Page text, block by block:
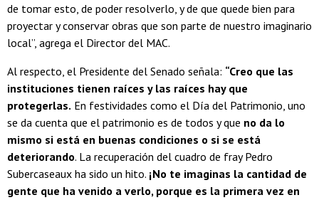
de tomar esto, de poder resolverlo, y de que quede bien para
proyectar y conservar obras que son parte de nuestro imaginario
local”, agrega el Director del MAC.
Al respecto, el Presidente del Senado señala: “Creo que las
instituciones tienen raíces y las raíces hay que
protegerlas. En festividades como el Día del Patrimonio, uno
se da cuenta que el patrimonio es de todos y que no da lo
mismo si está en buenas condiciones o si se está
deteriorando. La recuperación del cuadro de fray Pedro
Subercaseaux ha sido un hito. ¡No te imaginas la cantidad de
gente que ha venido a verlo, porque es la primera vez en